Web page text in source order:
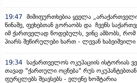
19:47 მიმიფურთხებია ყველა
წინაშე, ფეხებთან გორაობს და ჩვენს
იმ ქართველად წოდებულს, ვინც ამბობს, რომ
პიარს შეწირულები ხართ - ლევან ხაბეიშვილი
19:34 საქართველოს ოკუპაციის ისტორიას
თავად "ქართული ოცნება" რუს
ფურცლებს შეავსებს - ელენე ხოშტარია